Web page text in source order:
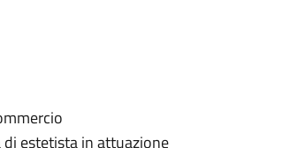
estetista in attuazione